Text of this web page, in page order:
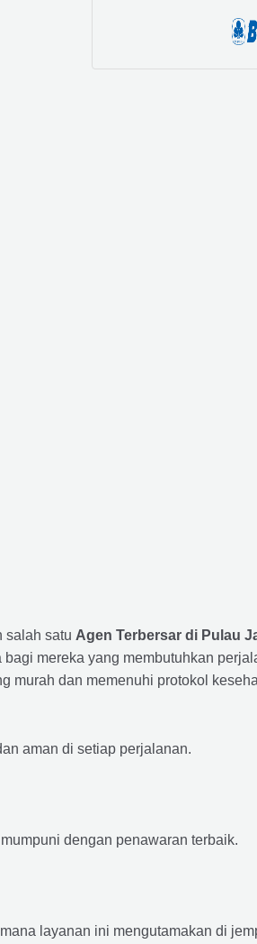
salah satu Agen Terbersar di Pulau
mereka yang membutuhkan
dan memenuhi protokol
aman di setiap perjalanan.
dengan penawaran terbaik.
layanan ini mengutamakan di